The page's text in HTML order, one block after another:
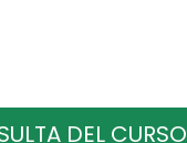
DEL CURSO